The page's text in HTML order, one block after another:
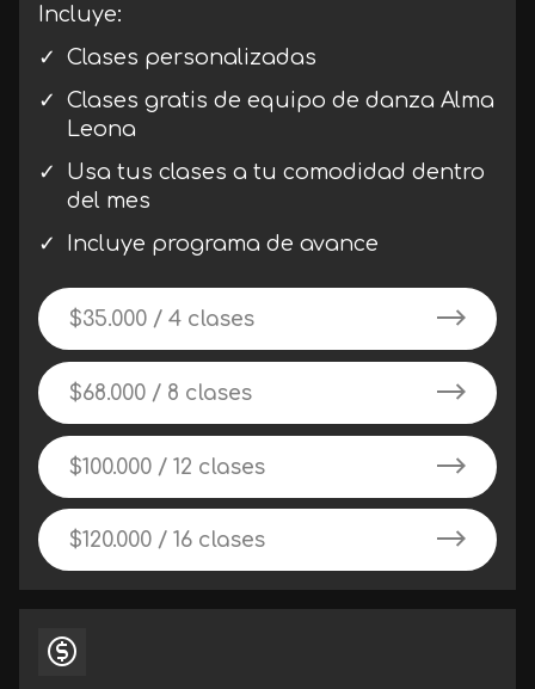
Incluye:
Clases personalizadas
Clases gratis de equipo de danza Alma
Leona
Usa tus clases a tu comodidad dentro
del mes
Incluye programa de avance
$35.000 / 4 clases
$68.000 / 8 clases
$100.000 / 12 clases
$120.000 / 16 clases